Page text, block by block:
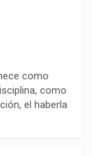
como
como
el haberla